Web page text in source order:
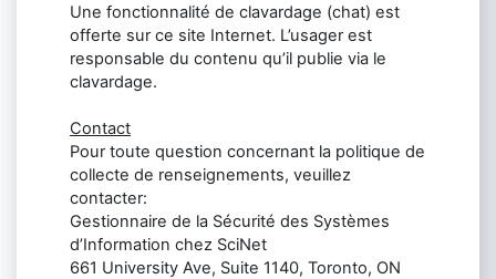
Une fonctionnalité de clavardage (chat) est
offerte sur ce site Internet. L’usager est
responsable du contenu qu’il publie via le
clavardage.
Contact
Pour toute question concernant la politique de
collecte de renseignements, veuillez
contacter:
Gestionnaire de la Sécurité des Systèmes
d’Information chez SciNet
661 University Ave, Suite 1140, Toronto, ON